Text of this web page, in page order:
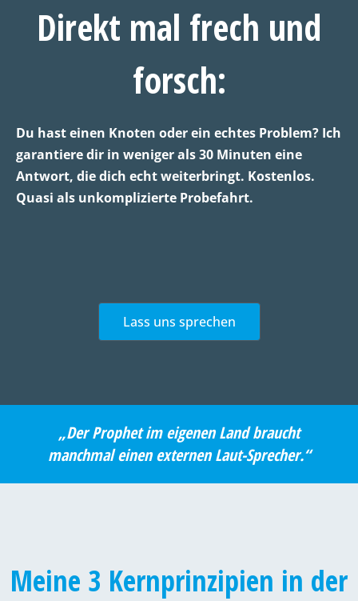
Direkt mal frech und
forsch:
Du hast einen Knoten oder ein echtes Problem? Ich
garantiere dir in weniger als 30 Minuten eine
Antwort, die dich echt weiterbringt. Kostenlos.
Quasi als unkomplizierte Probefahrt.
Lass uns sprechen
„Der Prophet im eigenen Land braucht
manchmal einen externen Laut-Sprecher.“
Meine 3 Kernprinzipien in der